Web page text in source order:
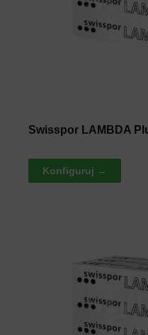
Swisspor LAMBDA
Konfiguruj →